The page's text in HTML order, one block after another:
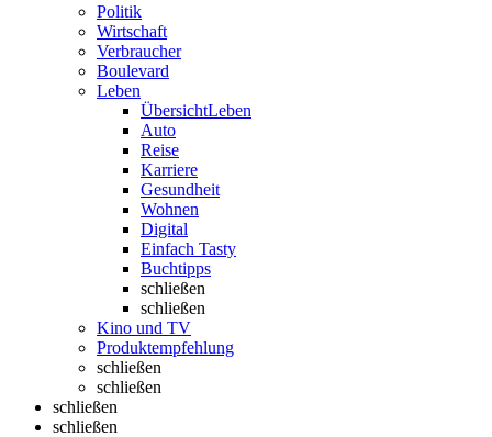
Politik
Wirtschaft
Verbraucher
Boulevard
Leben
ÜbersichtLeben
Auto
Reise
Karriere
Gesundheit
Wohnen
Digital
Einfach Tasty
Buchtipps
schließen
schließen
Kino und TV
Produktempfehlung
schließen
schließen
schließen
schließen